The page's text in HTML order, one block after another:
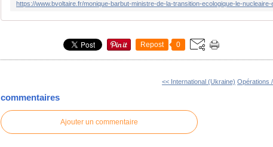
Repost 0
<< International (Ukraine) Opérations
commentaires
Ajouter un commentaire